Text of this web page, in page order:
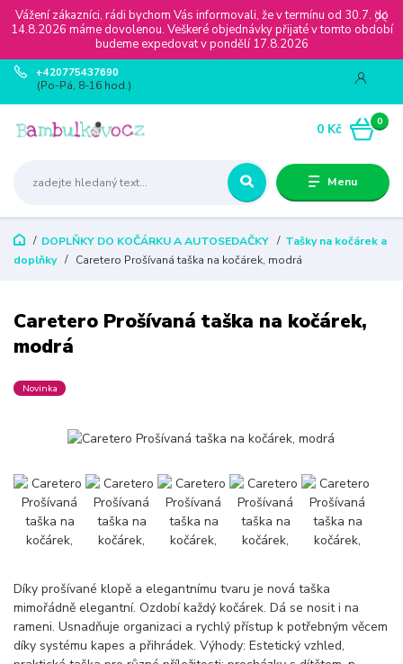
Vážení zákazníci, rádi bychom Vás informovali, že v termínu od 30.7. do
14.8.2026 máme dovolenou. Veškeré objednávky přijaté v tomto období
budeme expedovat v pondělí 17.8.2026
Menu
+420775437690
(Po-Pá, 8-16 hod.)
0
0 Kč
DOPLŇKY DO KOČÁRKU A AUTOSEDAČKY
Tašky na kočárek a
doplňky
Caretero Prošívaná taška na kočárek, modrá
Caretero Prošívaná taška na kočárek,
modrá
Novinka
Díky prošívané klopě a elegantnímu tvaru je nová taška
mimořádně elegantní. Ozdobí každý kočárek. Dá se nosit i na
rameni. Usnadňuje organizaci a rychlý přístup k potřebným věcem
díky systému kapes a přihrádek. Výhody: Estetický vzhled,